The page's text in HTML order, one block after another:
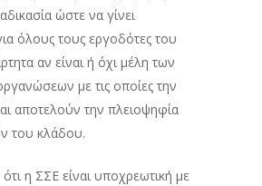
ώστε να γίνει
όλους τους εργοδότες του
αν είναι ή όχι μέλη των
με τις οποίες την
αποτελούν την πλειοψηφία
του κλάδου.
ότι η ΣΣΕ είναι υποχρεωτική με